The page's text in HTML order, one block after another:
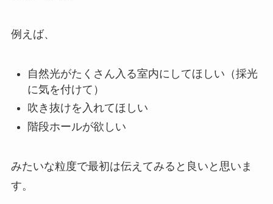
例えば、
自然光がたくさん入る室内にしてほしい（採光
に気を付けて）
吹き抜けを入れてほしい
階段ホールが欲しい
みたいな粒度で最初は伝えてみると良いと思いま
す。